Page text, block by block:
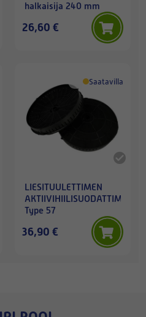
halkaisija 240 mm
26,60 €
Saatavilla
LIESITUULETTIMEN
AKTIIVIHIILISUODATTIMET,
Type 57
36,90 €